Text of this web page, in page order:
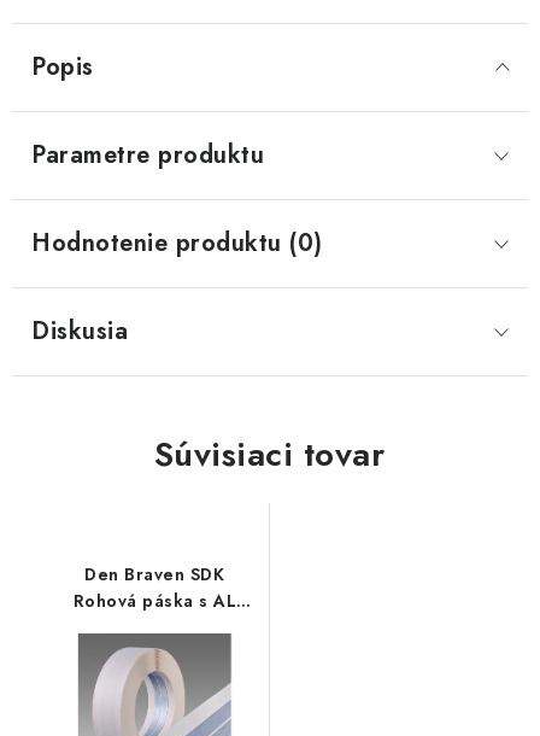
Popis
Parametre produktu
Hodnotenie produktu (0)
Diskusia
Súvisiaci tovar
Den Braven SDK
Rohová páska s AL
výztuhou 50 mm / 30 m